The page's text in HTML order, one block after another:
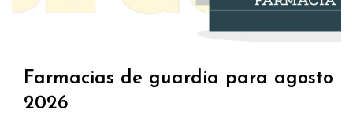
Farmacias de guardia para agosto
2026